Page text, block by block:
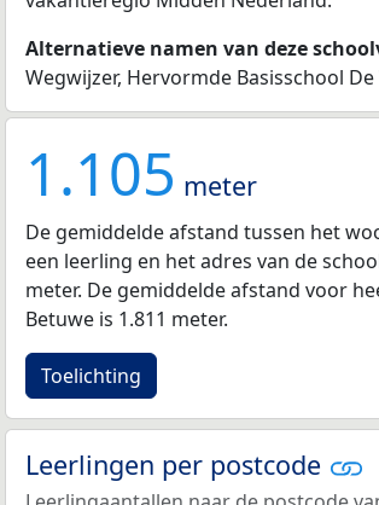
Alternatieve namen van deze
Wegwijzer, Hervormde Basisschool De
1.105 meter
De gemiddelde afstand tussen het
een leerling en het adres van de
meter. De gemiddelde afstand voor
Betuwe is 1.811 meter.
Toelichting
Leerlingen per postcode